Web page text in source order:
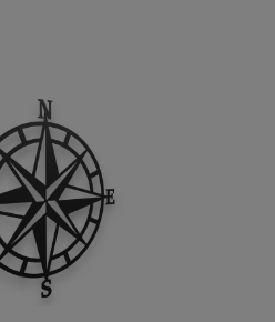
nasza dekoracja ścienna
dla każdego wnętrza
DO KOSZYKA
ZOBACZ WIĘCEJ